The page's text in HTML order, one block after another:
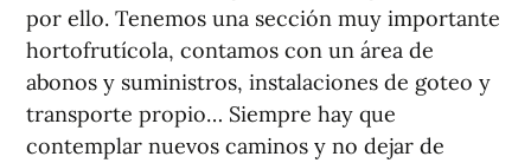
por ello. Tenemos una sección muy importante
hortofrutícola, contamos con un área de
abonos y suministros, instalaciones de goteo y
transporte propio… Siempre hay que
contemplar nuevos caminos y no dejar de